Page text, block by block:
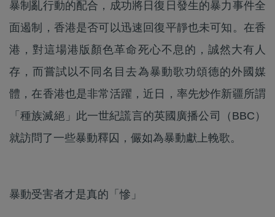
暴制亂行動的配合，成功將日復日發生的暴力事件全
面遏制，香港是否可以迅速回復平靜也未可知。在香
港，對這場港版顏色革命死心不息的，誠然大有人
存，而嘗試以不同名目去為暴動歌功頌德的外國媒
體，在香港也是非常活躍，近日，率先炒作新疆所謂
「種族滅絕」此一世紀謊言的英國廣播公司（BBC）
就訪問了一些暴動釋囚，儼如為暴動獻上輓歌。
暴動受害者才是真的「慘」